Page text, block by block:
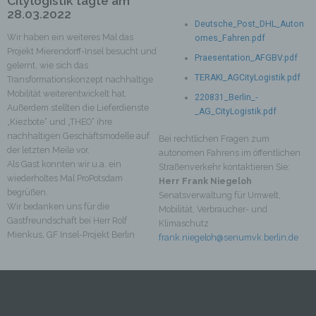
28.03.2022
Wir haben ein weiteres Mal das
Projekt Mierendorff-Insel besucht und
gelernt, wie sich das
Transformationskonzept nachhaltige
Mobilität weiterentwickelt hat.
Außerdem stellten die Lieferdienste
„Kiezbote“ und „THEO“ ihre
nachhaltigen Geschäftsmodelle auf
der letzten Meile vor.
Als Gast konnten wir u.a. ein
wiederholtes Mal ProPotsdam
begrüßen.
Wir bedanken uns für die
Gastfreundschaft bei Herr Rolf
Mienkus, GF Insel-Projekt Berlin
Deutsche_Post_DHL_Auton
omes_Fahren.pdf
Praesentation_AFGBV.pdf
TERAKI_AGCityLogistik.pdf
220831_Berlin_-
_AG_CityLogistik.pdf
Bei rechtlichen Fragen zum
autonomen Fahrens im öffentlichen
Straßenverkehr kontaktieren Sie:
Herr Frank Niegeloh
Senatsverwaltung für Umwelt,
Mobilität, Verbraucher- und
Klimaschutz
frank.niegeloh@senumvk.berlin.de
gewährleisten, möchten wir vorab die verwendeten
Wir verwenden in dieser Datenschutzerklärung
unter anderem die folgenden Begriffe:
a) personenbezogene Daten
Personenbezogene Daten sind alle
Informationen, die sich auf eine identifizierte
oder identifizierbare natürliche Person (im
Folgenden „betroffene Person") beziehen. Als
identifizierbar wird eine natürliche Person
angesehen, die direkt oder indirekt,
insbesondere mittels Zuordnung zu einer
Kennung wie einem Namen, zu einer
Kennnummer, zu Standortdaten, zu einer
Online-Kennung oder zu einem oder mehreren